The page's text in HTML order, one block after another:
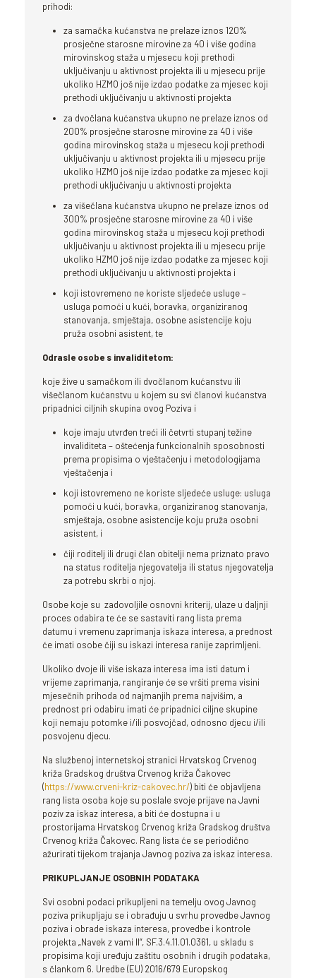
prihodi:
za samačka kućanstva ne prelaze iznos 120%
prosječne starosne mirovine za 40 i više godina
mirovinskog staža u mjesecu koji prethodi
uključivanju u aktivnost projekta ili u mjesecu prije
ukoliko HZMO još nije izdao podatke za mjesec koji
prethodi uključivanju u aktivnosti projekta
za dvočlana kućanstva ukupno ne prelaze iznos od
200% prosječne starosne mirovine za 40 i više
godina mirovinskog staža u mjesecu koji prethodi
uključivanju u aktivnost projekta ili u mjesecu prije
ukoliko HZMO još nije izdao podatke za mjesec koji
prethodi uključivanju u aktivnosti projekta
za višečlana kućanstva ukupno ne prelaze iznos od
300% prosječne starosne mirovine za 40 i više
godina mirovinskog staža u mjesecu koji prethodi
uključivanju u aktivnost projekta ili u mjesecu prije
ukoliko HZMO još nije izdao podatke za mjesec koji
prethodi uključivanju u aktivnosti projekta i
koji istovremeno ne koriste sljedeće usluge –
usluga pomoći u kući, boravka, organiziranog
stanovanja, smještaja, osobne asistencije koju
pruža osobni asistent, te
Odrasle osobe s invaliditetom:
koje žive u samačkom ili dvočlanom kućanstvu ili
višečlanom kućanstvu u kojem su svi članovi kućanstva
pripadnici ciljnih skupina ovog Poziva i
koje imaju utvrđen treći ili četvrti stupanj težine
invaliditeta – oštećenja funkcionalnih sposobnosti
prema propisima o vještačenju i metodologijama
vještačenja i
koji istovremeno ne koriste sljedeće usluge: usluga
pomoći u kući, boravka, organiziranog stanovanja,
smještaja, osobne asistencije koju pruža osobni
asistent, i
čiji roditelj ili drugi član obitelji nema priznato pravo
na status roditelja njegovatelja ili status njegovatelja
za potrebu skrbi o njoj.
Osobe koje su zadovoljile osnovni kriterij, ulaze u daljnji
proces odabira te će se sastaviti rang lista prema
datumu i vremenu zaprimanja iskaza interesa, a prednost
će imati osobe čiji su iskazi interesa ranije zaprimljeni.
Ukoliko dvoje ili više iskaza interesa ima isti datum i
vrijeme zaprimanja, rangiranje će se vršiti prema visini
mjesečnih prihoda od najmanjih prema najvišim, a
prednost pri odabiru imati će pripadnici ciljne skupine
koji nemaju potomke i/ili posvojčad, odnosno djecu i/ili
posvojenu djecu.
Na službenoj internetskoj stranici Hrvatskog Crvenog
križa Gradskog društva Crvenog križa Čakovec
(https://www.crveni-kriz-cakovec.hr/) biti će objavljena
rang lista osoba koje su poslale svoje prijave na Javni
poziv za iskaz interesa, a biti će dostupna i u
prostorijama Hrvatskog Crvenog križa Gradskog društva
Crvenog križa Čakovec. Rang lista će se periodično
ažurirati tijekom trajanja Javnog poziva za iskaz interesa.
PRIKUPLJANJE OSOBNIH PODATAKA
Svi osobni podaci prikupljeni na temelju ovog Javnog
poziva prikupljaju se i obrađuju u svrhu provedbe Javnog
poziva i obrade iskaza interesa, provedbe i kontrole
projekta „Navek z vami II“, SF.3.4.11.01.0361, u skladu s
propisima koji uređuju zaštitu osobnih i drugih podataka,
s člankom 6. Uredbe (EU) 2016/679 Europskog